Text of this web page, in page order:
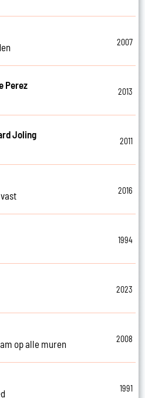
2007
Perez
2013
Joling
2011
2016
1994
2023
op alle muren
2008
1991